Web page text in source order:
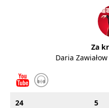
Za
Daria
24 5